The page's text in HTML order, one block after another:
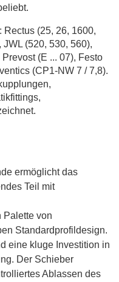
Rectus (25, 26, 1600,
(520, 530, 560),
(E ... 07), Festo
(CP1-NW 7 / 7,8).
ermöglicht das
Teil mit
Palette von
Standardprofildesign.
eine kluge Investition in
Der Schieber
Ablassen des